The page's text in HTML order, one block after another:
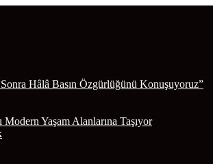
Hâlâ Basın Özgürlüğünü Konuşuyoruz”
Yaşam Alanlarına Taşıyor